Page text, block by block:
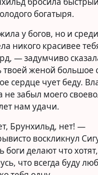
богатыря.
у богов, но и
никого красивее
— задумчиво
твоей женой большое
сердце чует беду.
не забыл моего
нам удачи.
Брунхильд, нет! —
воскликнул
боги делают что
что всегда буду